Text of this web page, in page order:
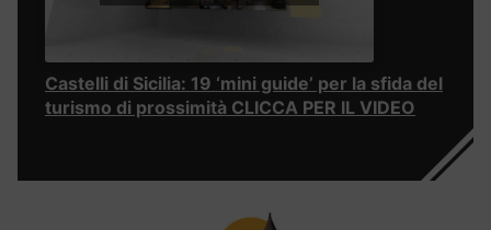
Castelli di Sicilia: 19 ‘mini guide’ per la sfida del
turismo di prossimità CLICCA PER IL VIDEO